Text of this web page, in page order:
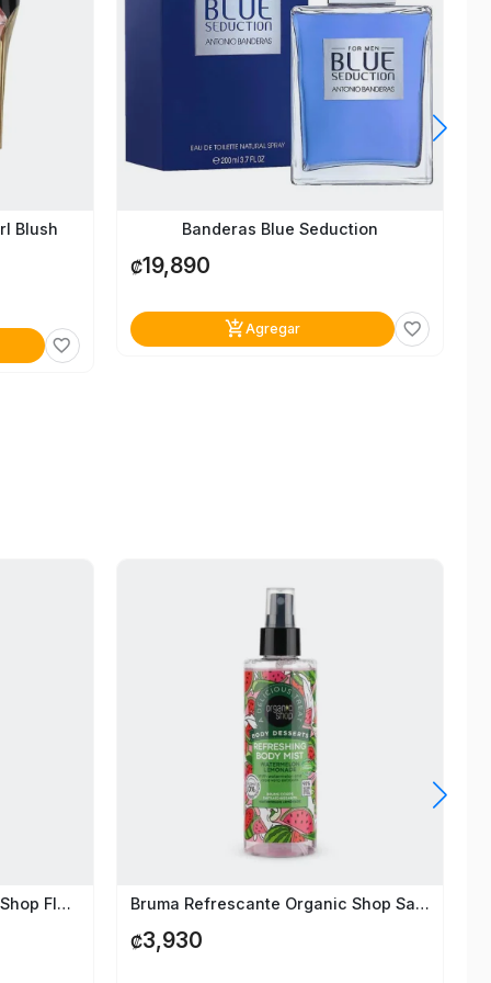
Blush
favorite_border
Banderas Blue Seduction
₡19,890
add_shopping_cartAgregar favorite_border
Bruma Humectante Organic Shop Flores Bruma Refrescante Organic Shop Sandia Limon
₡3,930